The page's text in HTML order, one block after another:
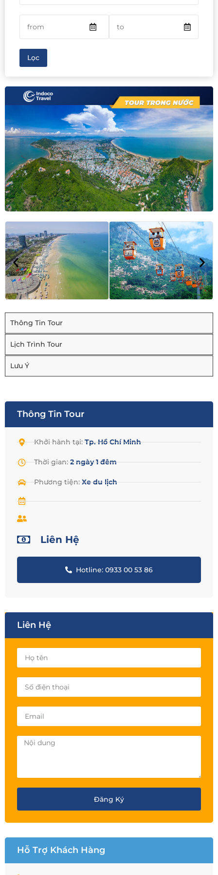
Thông Tin Tour
Lịch Trình Tour
Lưu Ý
Thông Tin Tour
Khởi hành tại:Tp. Hồ Chí Minh
Thời gian:2 ngày 1 đêm
Phương tiện:Xe du lịch
Liên Hệ
Hotline: 0933 00 53 86
Liên Hệ
Đăng Ký
Hỗ Trợ Khách Hàng